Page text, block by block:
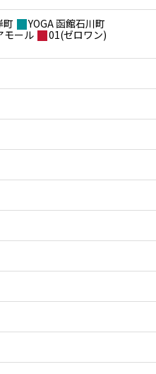
町
YOGA 函館石川町
モール
01(ゼロワン)